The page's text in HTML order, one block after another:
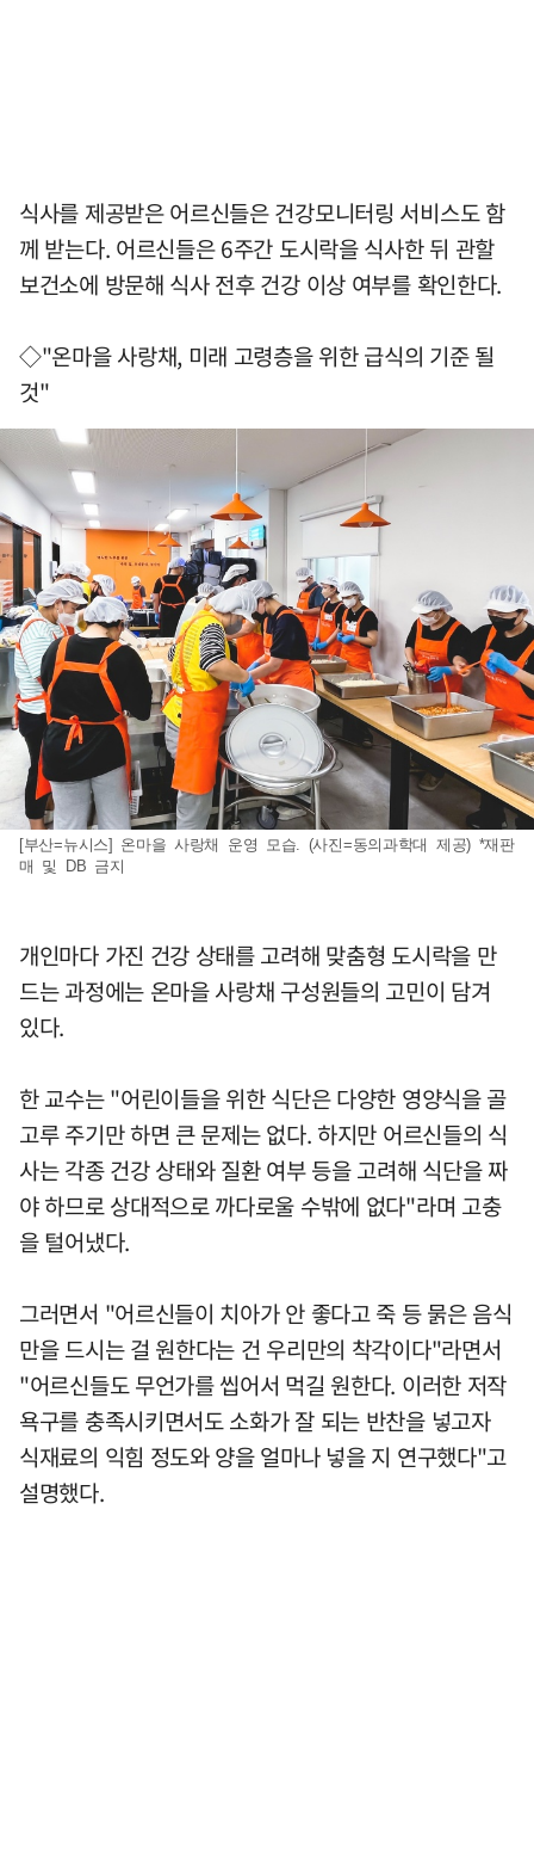
식사를 제공받은 어르신들은 건강모니터링 서비스도 함
께 받는다. 어르신들은 6주간 도시락을 식사한 뒤 관할
보건소에 방문해 식사 전후 건강 이상 여부를 확인한다.
◇"온마을 사랑채, 미래 고령층을 위한 급식의 기준 될
것"
[부산=뉴시스] 온마을 사랑채 운영 모습. (사진=동의과학대 제공) *재판
매 및 DB 금지
개인마다 가진 건강 상태를 고려해 맞춤형 도시락을 만
드는 과정에는 온마을 사랑채 구성원들의 고민이 담겨
있다.
한 교수는 "어린이들을 위한 식단은 다양한 영양식을 골
고루 주기만 하면 큰 문제는 없다. 하지만 어르신들의 식
사는 각종 건강 상태와 질환 여부 등을 고려해 식단을 짜
야 하므로 상대적으로 까다로울 수밖에 없다"라며 고충
을 털어냈다.
그러면서 "어르신들이 치아가 안 좋다고 죽 등 묽은 음식
만을 드시는 걸 원한다는 건 우리만의 착각이다"라면서
"어르신들도 무언가를 씹어서 먹길 원한다. 이러한 저작
욕구를 충족시키면서도 소화가 잘 되는 반찬을 넣고자
식재료의 익힘 정도와 양을 얼마나 넣을 지 연구했다"고
설명했다.